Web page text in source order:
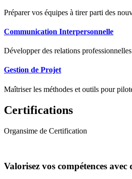
Préparer vos équipes à tirer parti des
Communication Interpersonnelle
Développer des relations
Gestion de Projet
Maîtriser les méthodes et outils pour
Certifications
Organsime de Certification
Valorisez vos compétences